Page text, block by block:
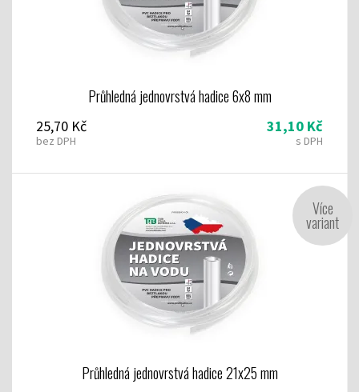
Průhledná jednovrstvá hadice 6x8 mm
25,70 Kč
bez DPH
31,10 Kč
s DPH
Průhledná jednovrstvá hadice 21x25 mm
Více
variant